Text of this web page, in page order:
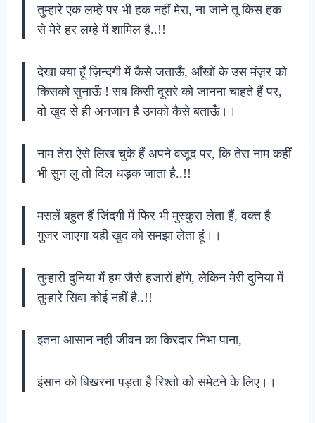
तुम्हारे एक लम्हे पर भी हक नहीं मेरा, ना जाने तू किस हक
से मेरे हर लम्हे में शामिल है..!!
देखा क्या हूँ ज़िन्दगी में कैसे जताऊँ, आँखों के उस मंज़र को
किसको सुनाऊँ ! सब किसी दूसरे को जानना चाहते हैं पर,
वो खुद से ही अनजान है उनको कैसे बताऊँ।।
नाम तेरा ऐसे लिख चुके हैं अपने वजूद पर, कि तेरा नाम कहीं
भी सुन लु तो दिल धड़क जाता है..!!
मसलें बहुत हैं जिंदगी में फिर भी मुस्कुरा लेता हैं, वक्त है
गुजर जाएगा यही खुद को समझा लेता हूं।।
तुम्हारी दुनिया में हम जैसे हजारों होंगे, लेकिन मेरी दुनिया में
तुम्हारे सिवा कोई नहीं है..!!
इतना आसान नही जीवन का किरदार निभा पाना,
इंसान को बिखरना पड़ता है रिश्तो को समेटने के लिए।।